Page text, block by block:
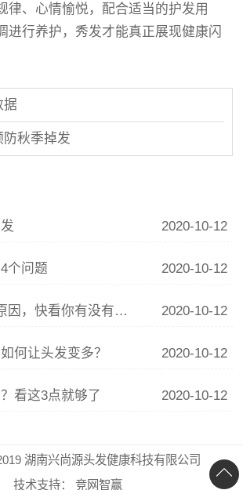
律、心情愉悦，配合适当的护发用
进行养护，秀发才能真正展现健康闪
据
秋季掉发
2020-10-12
个问题 2020-10-12
头上长痘的5大原因，快看你有没有中招？ 2020-10-12
何让头发变多？ 2020-10-12
看这3点就够了 2020-10-12
湖南兴尚源头发健康科技有限公司
技术支持：
竞网智赢